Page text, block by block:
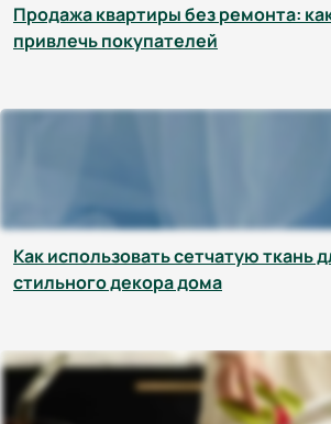
Продажа квартиры без ремонта:
привлечь покупателей
Как использовать сетчатую ткань
стильного декора дома